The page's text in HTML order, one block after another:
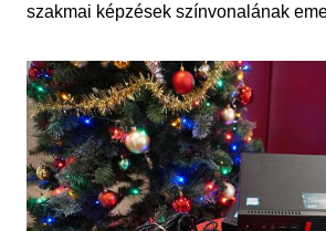
szakmai képzések színvonalának